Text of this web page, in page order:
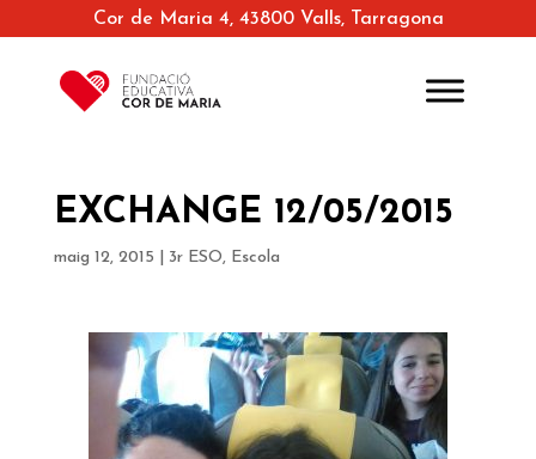
Cor de Maria 4, 43800 Valls, Tarragona
EXCHANGE 12/05/2015
maig 12, 2015 3r ESO, Escola